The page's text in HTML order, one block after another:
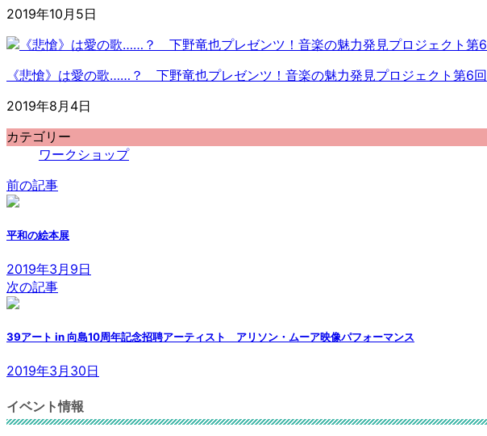
2019年10月5日
《悲愴》は愛の歌……？ 下野竜也プレゼンツ！音楽の魅力発見プロジェクト第6回
2019年8月4日
カテゴリー
ワークショップ
前の記事
平和の絵本展
2019年3月9日
次の記事
39アート in 向島10周年記念招聘アーティスト アリソン・ムーア映像パフォーマンス
2019年3月30日
イベント情報